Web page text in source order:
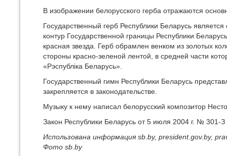
В изображении белорусского герба отражаются
Государственный герб Республики Беларусь
контур Государственной границы Республики
красная звезда. Герб обрамлен венком из золотых
стороны красно-зеленой лентой, в средней части
«Рэспубліка Беларусь».
Государственный гимн Республики Беларусь
закрепляется в законодательстве.
Музыку к нему написал белорусский композитор
Закон Республики Беларусь от 5 июля 2004 г. № 301-
Использована информация sb.by, president.gov.by,
Фото sb.by